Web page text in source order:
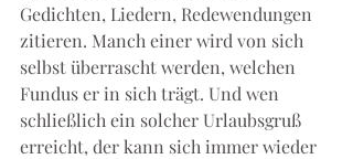
Gedichten, Liedern, Redewendungen
zitieren. Manch einer wird von sich
selbst überrascht werden, welchen
Fundus er in sich trägt. Und wen
schließlich ein solcher Urlaubsgruß
erreicht, der kann sich immer wieder